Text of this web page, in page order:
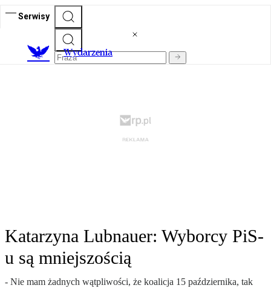
Serwisy
Wydarzenia
Katarzyna Lubnauer: Wyborcy PiS-
u są mniejszością
- Nie mam żadnych wątpliwości, że koalicja 15 października, tak